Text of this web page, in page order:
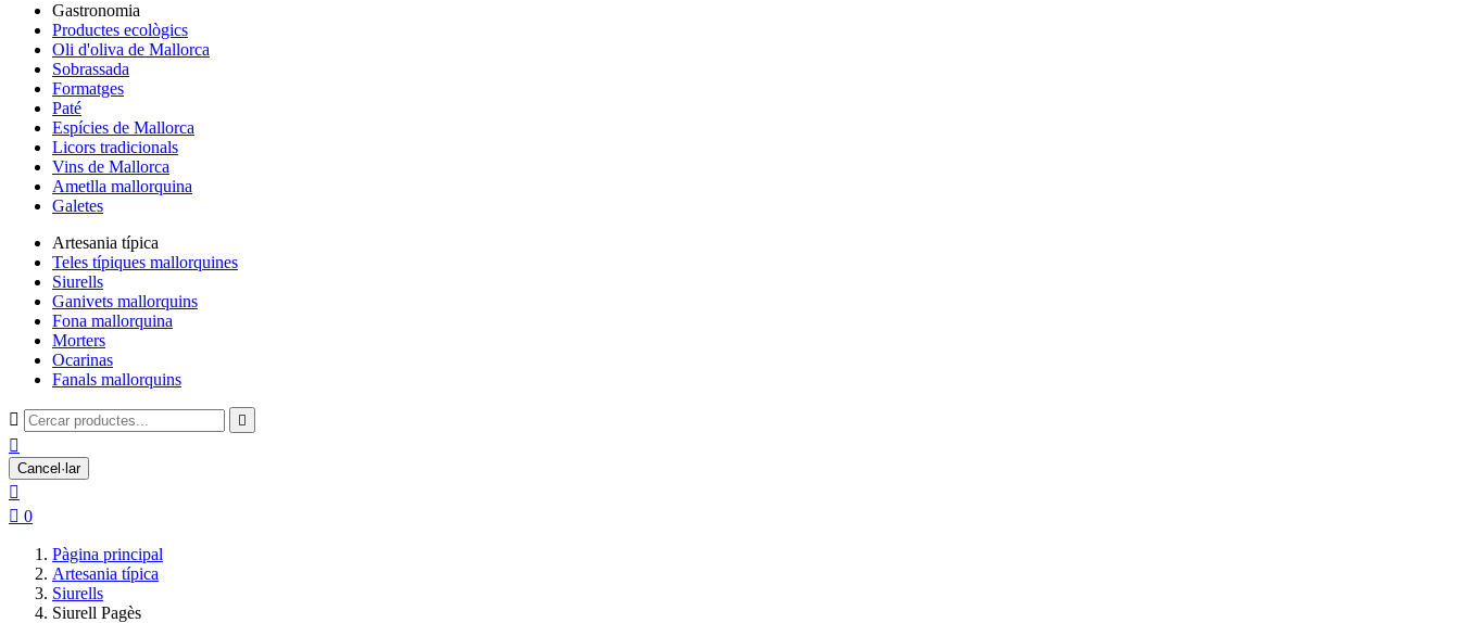
Gastronomia
Productes ecològics
Oli d'oliva de Mallorca
Sobrassada
Formatges
Paté
Espícies de Mallorca
Licors tradicionals
Vins de Mallorca
Ametlla mallorquina
Galetes
Artesania típica
Teles típiques mallorquines
Siurells
Ganivets mallorquins
Fona mallorquina
Morters
Ocarinas
Fanals mallorquins
 

Cancel·lar

 0
Pàgina principal
Artesania típica
Siurells
Siurell Pagès